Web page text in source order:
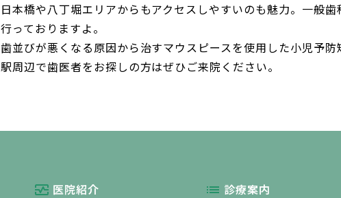
日本橋や八丁堀エリアからもアクセスしやすいのも魅力。一般
行っておりますよ。
歯並びが悪くなる原因から治すマウスピースを使用した小児予
駅周辺で歯医者をお探しの方はぜひご来院ください。
医院紹介
診療案内